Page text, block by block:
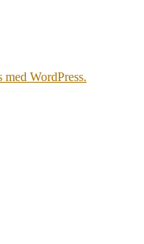
med WordPress.